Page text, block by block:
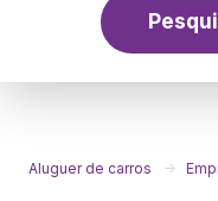
Aluguer de carros